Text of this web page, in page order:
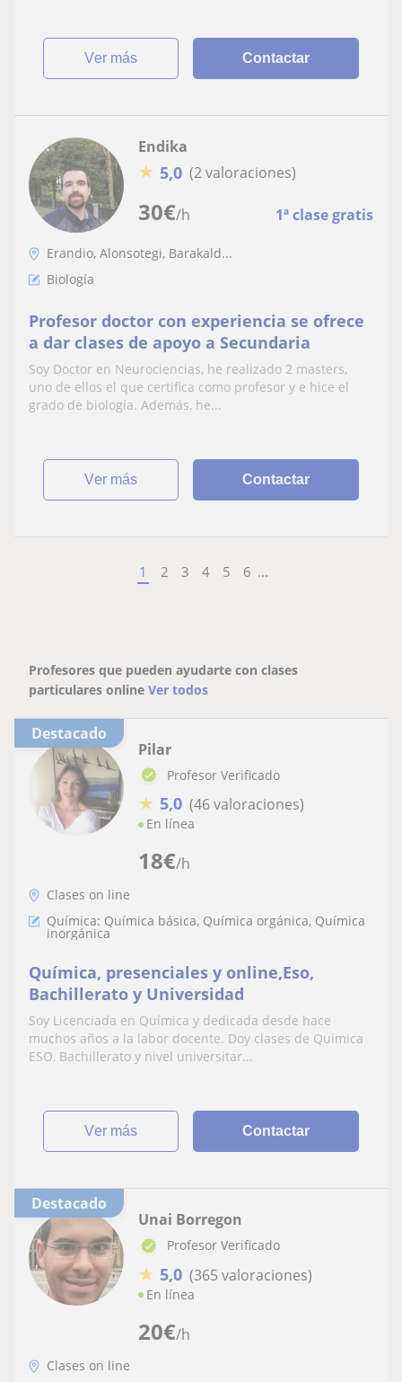
ver más Contactar
30€/h 1ª clase gratis
Endika
★ 5,0 (2 valoraciones)
Erandio, Alonsotegi, Barakald...
Biología
Profesor doctor con experiencia se ofrece
a dar clases de apoyo a Secundaria
Soy Doctor en Neurociencias, he realizado 2 masters,
uno de ellos el que certifica como profesor y e hice el
grado de biología. Además, he...
ver más Contactar
1 2 3 4 5 6 ...
Profesores que pueden ayudarte con clases
particulares online Ver todos
Destacado
18€/h
Pilar
Profesor Verificado
★ 5,0 (46 valoraciones)
En línea
Clases on line
Química: Química básica, Química orgánica, Química
inorgánica
Química, presenciales y online,Eso,
Bachillerato y Universidad
Soy Licenciada en Química y dedicada desde hace
muchos años a la labor docente. Doy clases de Química
ESO, Bachillerato y nivel universitar...
ver más Contactar
Destacado
20€/h
Unai Borregon
Profesor Verificado
★ 5,0 (365 valoraciones)
En línea
Clases on line